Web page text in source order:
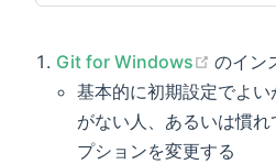
Git for Windows (opens
のイン
基本的に初期設定でよ
がない人、あるいは慣
プションを変更する